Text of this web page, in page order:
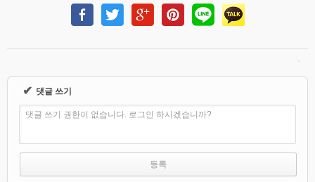
✔ 댓글 쓰기
댓글 쓰기 권한이 없습니다. 로그인 하시겠습니까?